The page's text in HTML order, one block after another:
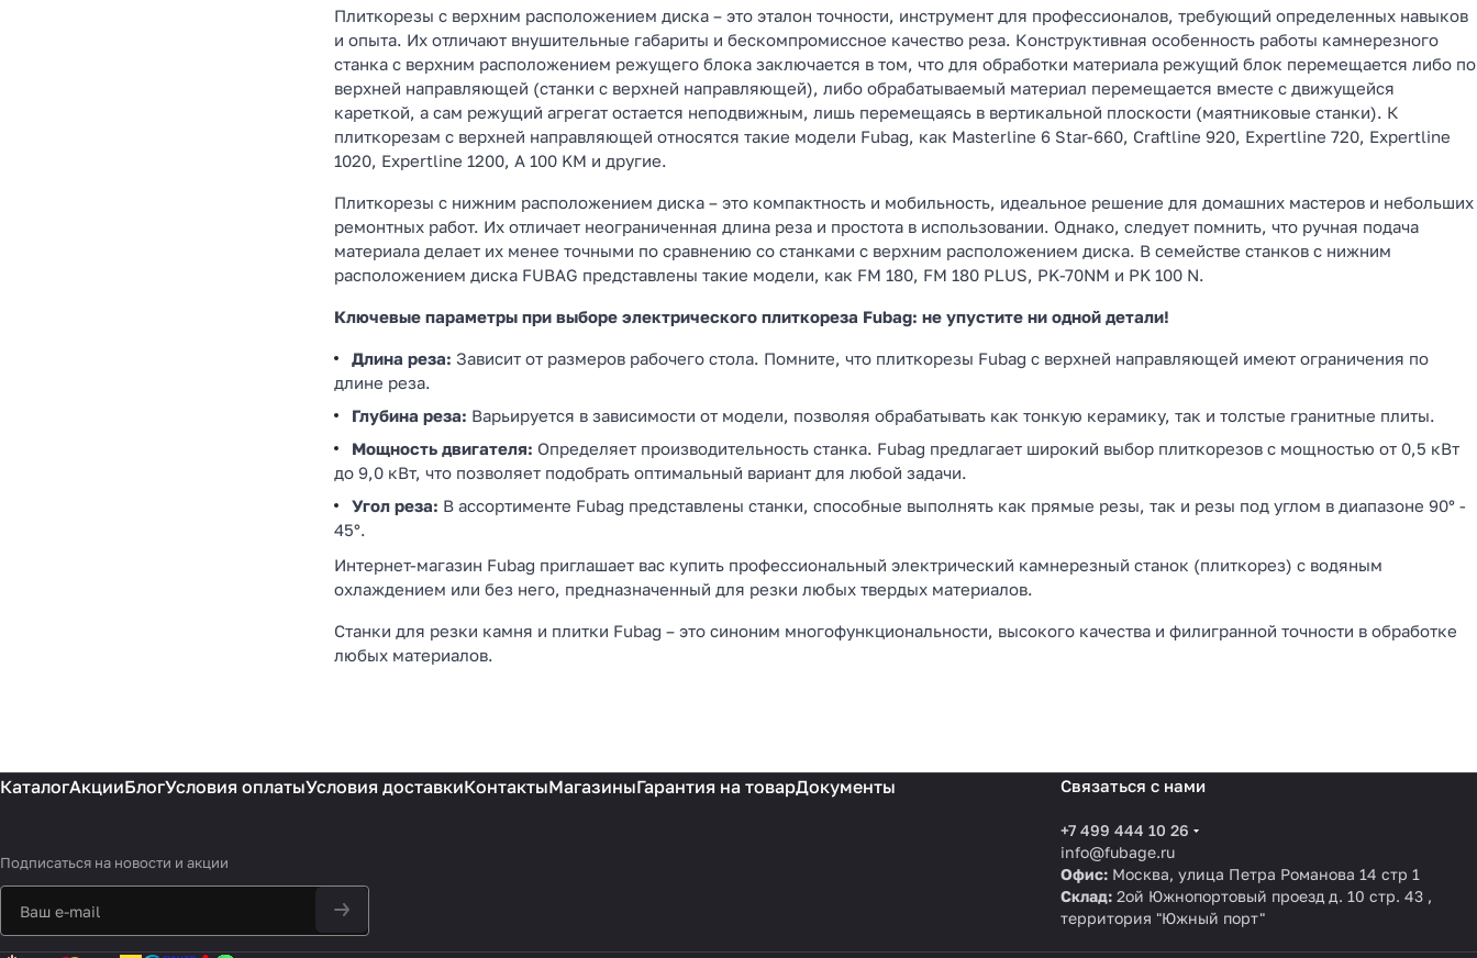
Плиткорезы с верхним расположением диска – это эталон точности, инструмент для профессионалов, требующий определенных навыков
и опыта. Их отличают внушительные габариты и бескомпромиссное качество реза. Конструктивная особенность работы камнерезного
станка с верхним расположением режущего блока заключается в том, что для обработки материала режущий блок перемещается либо по
верхней направляющей (станки с верхней направляющей), либо обрабатываемый материал перемещается вместе с движущейся
кареткой, а сам режущий агрегат остается неподвижным, лишь перемещаясь в вертикальной плоскости (маятниковые станки). К
плиткорезам с верхней направляющей относятся такие модели Fubag, как Masterline 6 Star-660, Craftline 920, Expertline 720, Expertline
1020, Expertline 1200, А 100 KM и другие.
Плиткорезы с нижним расположением диска – это компактность и мобильность, идеальное решение для домашних мастеров и небольших
ремонтных работ. Их отличает неограниченная длина реза и простота в использовании. Однако, следует помнить, что ручная подача
материала делает их менее точными по сравнению со станками с верхним расположением диска. В семействе станков с нижним
расположением диска FUBAG представлены такие модели, как FM 180, FM 180 PLUS, PK-70NM и PK 100 N.
Ключевые параметры при выборе электрического плиткореза Fubag: не упустите ни одной детали!
Длина реза: Зависит от размеров рабочего стола. Помните, что плиткорезы Fubag с верхней направляющей имеют ограничения по
длине реза.
Глубина реза: Варьируется в зависимости от модели, позволяя обрабатывать как тонкую керамику, так и толстые гранитные плиты.
Мощность двигателя: Определяет производительность станка. Fubag предлагает широкий выбор плиткорезов с мощностью от 0,5 кВт
до 9,0 кВт, что позволяет подобрать оптимальный вариант для любой задачи.
Угол реза: В ассортименте Fubag представлены станки, способные выполнять как прямые резы, так и резы под углом в диапазоне 90° -
45°.
Интернет-магазин Fubag приглашает вас купить профессиональный электрический камнерезный станок (плиткорез) с водяным
охлаждением или без него, предназначенный для резки любых твердых материалов.
Станки для резки камня и плитки Fubag – это синоним многофункциональности, высокого качества и филигранной точности в обработке
любых материалов.
КаталогАкцииБлогУсловия оплатыУсловия доставкиКонтактыМагазиныГарантия на товарДокументы
Подписаться на новости и акции
Связаться с нами
+7 499 444 10 26
info@fubage.ru
Офис:Москва, улица Петра Романова 14 стр 1
Склад:2ой Южнопортовый проезд д. 10 стр. 43 ,
территория "Южный порт"